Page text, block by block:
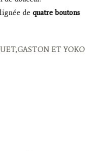
dequatre boutons
ET YOKO